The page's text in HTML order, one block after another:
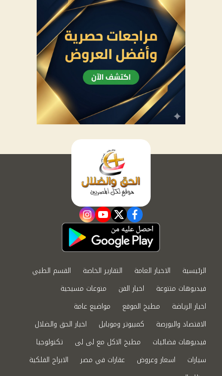
facebook
twitter
youtube
instagram
الرئيسية الاخبار العامة التقارير الخاصة
القسم الطبي
فيديوهات متنوعة
اخبار الفن
منوعات مسيحية
اخبار الرياضة
مطبخ الموقع
مواضيع عامة
الاقتصاد والبورصة
كمبيوتر وموبايل
اخبار الحق والضلال
فيديوهات فضائيات
مطبخ الاكل مع لى لى
تكنولوجيا
سيارات
اسعار وعروض عقارات في مصر
الابراج الفلكية